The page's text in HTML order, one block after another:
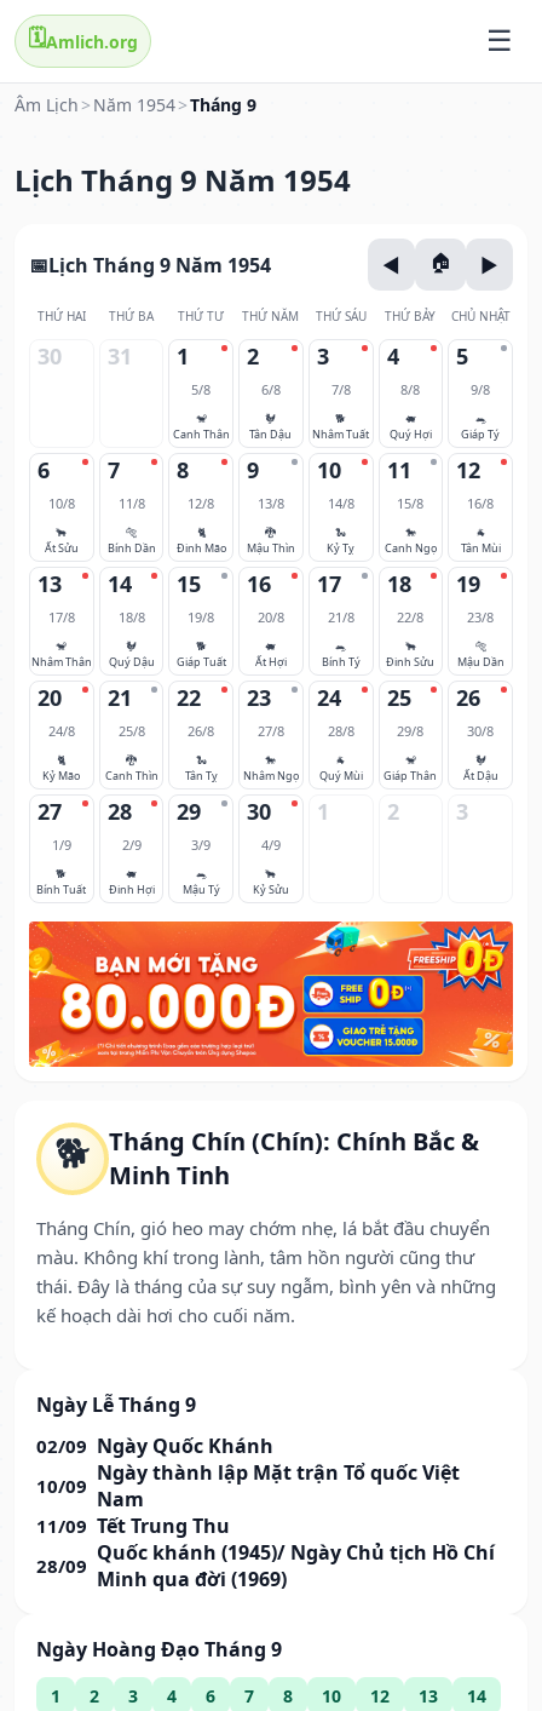
🗓️Amlich.org
Âm Lịch > Năm 1954>Tháng 9
Lịch Tháng 9 Năm 1954
🐕 Tháng Chín (Chín): Chính Bắc &
Minh Tinh
Tháng Chín, gió heo may chớm nhẹ, lá bắt đầu chuyển
màu. Không khí trong lành, tâm hồn người cũng thư
thái. Đây là tháng của sự suy ngẫm, bình yên và những
kế hoạch dài hơi cho cuối năm.
Ngày Lễ Tháng 9
02/09 Ngày Quốc Khánh
10/09 Ngày thành lập Mặt trận Tổ quốc Việt
Nam
11/09 Tết Trung Thu
28/09 Quốc khánh (1945)/ Ngày Chủ tịch Hồ Chí
Minh qua đời (1969)
Ngày Hoàng Đạo Tháng 9
1 2 3 4 6 7 8 10 12 13
14
Lịch Tháng 9 Năm 1954
THỨ HAI THỨ BA THỨ TƯ THỨ NĂM THỨ SÁU THỨ BẢY CHỦ NHẬT
30 31 1
5/8
🐒
Canh Thân
2
6/8
🐓
Tân Dậu
3
7/8
🐕
Nhâm Tuất
4
8/8
🐖
Quý Hợi
5
9/8
🐀
Giáp Tý
6
10/8
🐂
Ất Sửu
7
11/8
🐅
Bính Dần
8
12/8
🐈
Đinh Mão
9
13/8
🐉
Mậu Thìn
10
14/8
🐍
Kỷ Tỵ
11
15/8
🐎
Canh Ngọ
12
16/8
🐐
Tân Mùi
13
17/8
🐒
Nhâm Thân
14
18/8
🐓
Quý Dậu
15
19/8
🐕
Giáp Tuất
16
20/8
🐖
Ất Hợi
17
21/8
🐀
Bính Tý
18
22/8
🐂
Đinh Sửu
19
23/8
🐅
Mậu Dần
20
24/8
🐈
Kỷ Mão
21
25/8
🐉
Canh Thìn
22
26/8
🐍
Tân Tỵ
23
27/8
🐎
Nhâm Ngọ
24
28/8
🐐
Quý Mùi
25
29/8
🐒
Giáp Thân
26
30/8
🐓
Ất Dậu
27
1/9
🐕
Bính Tuất
28
2/9
🐖
Đinh Hợi
29
3/9
🐀
Mậu Tý
30
4/9
🐂
Kỷ Sửu
1 2 3